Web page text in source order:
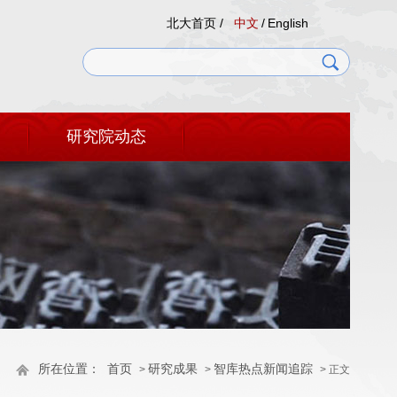
北大首页 / 中文 / English
研究院动态
所在位置： 首页 > 研究成果 > 智库热点新闻追踪 > 正文